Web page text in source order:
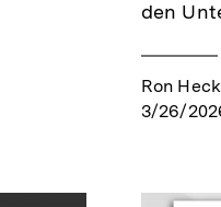
den
Ron
3/26/